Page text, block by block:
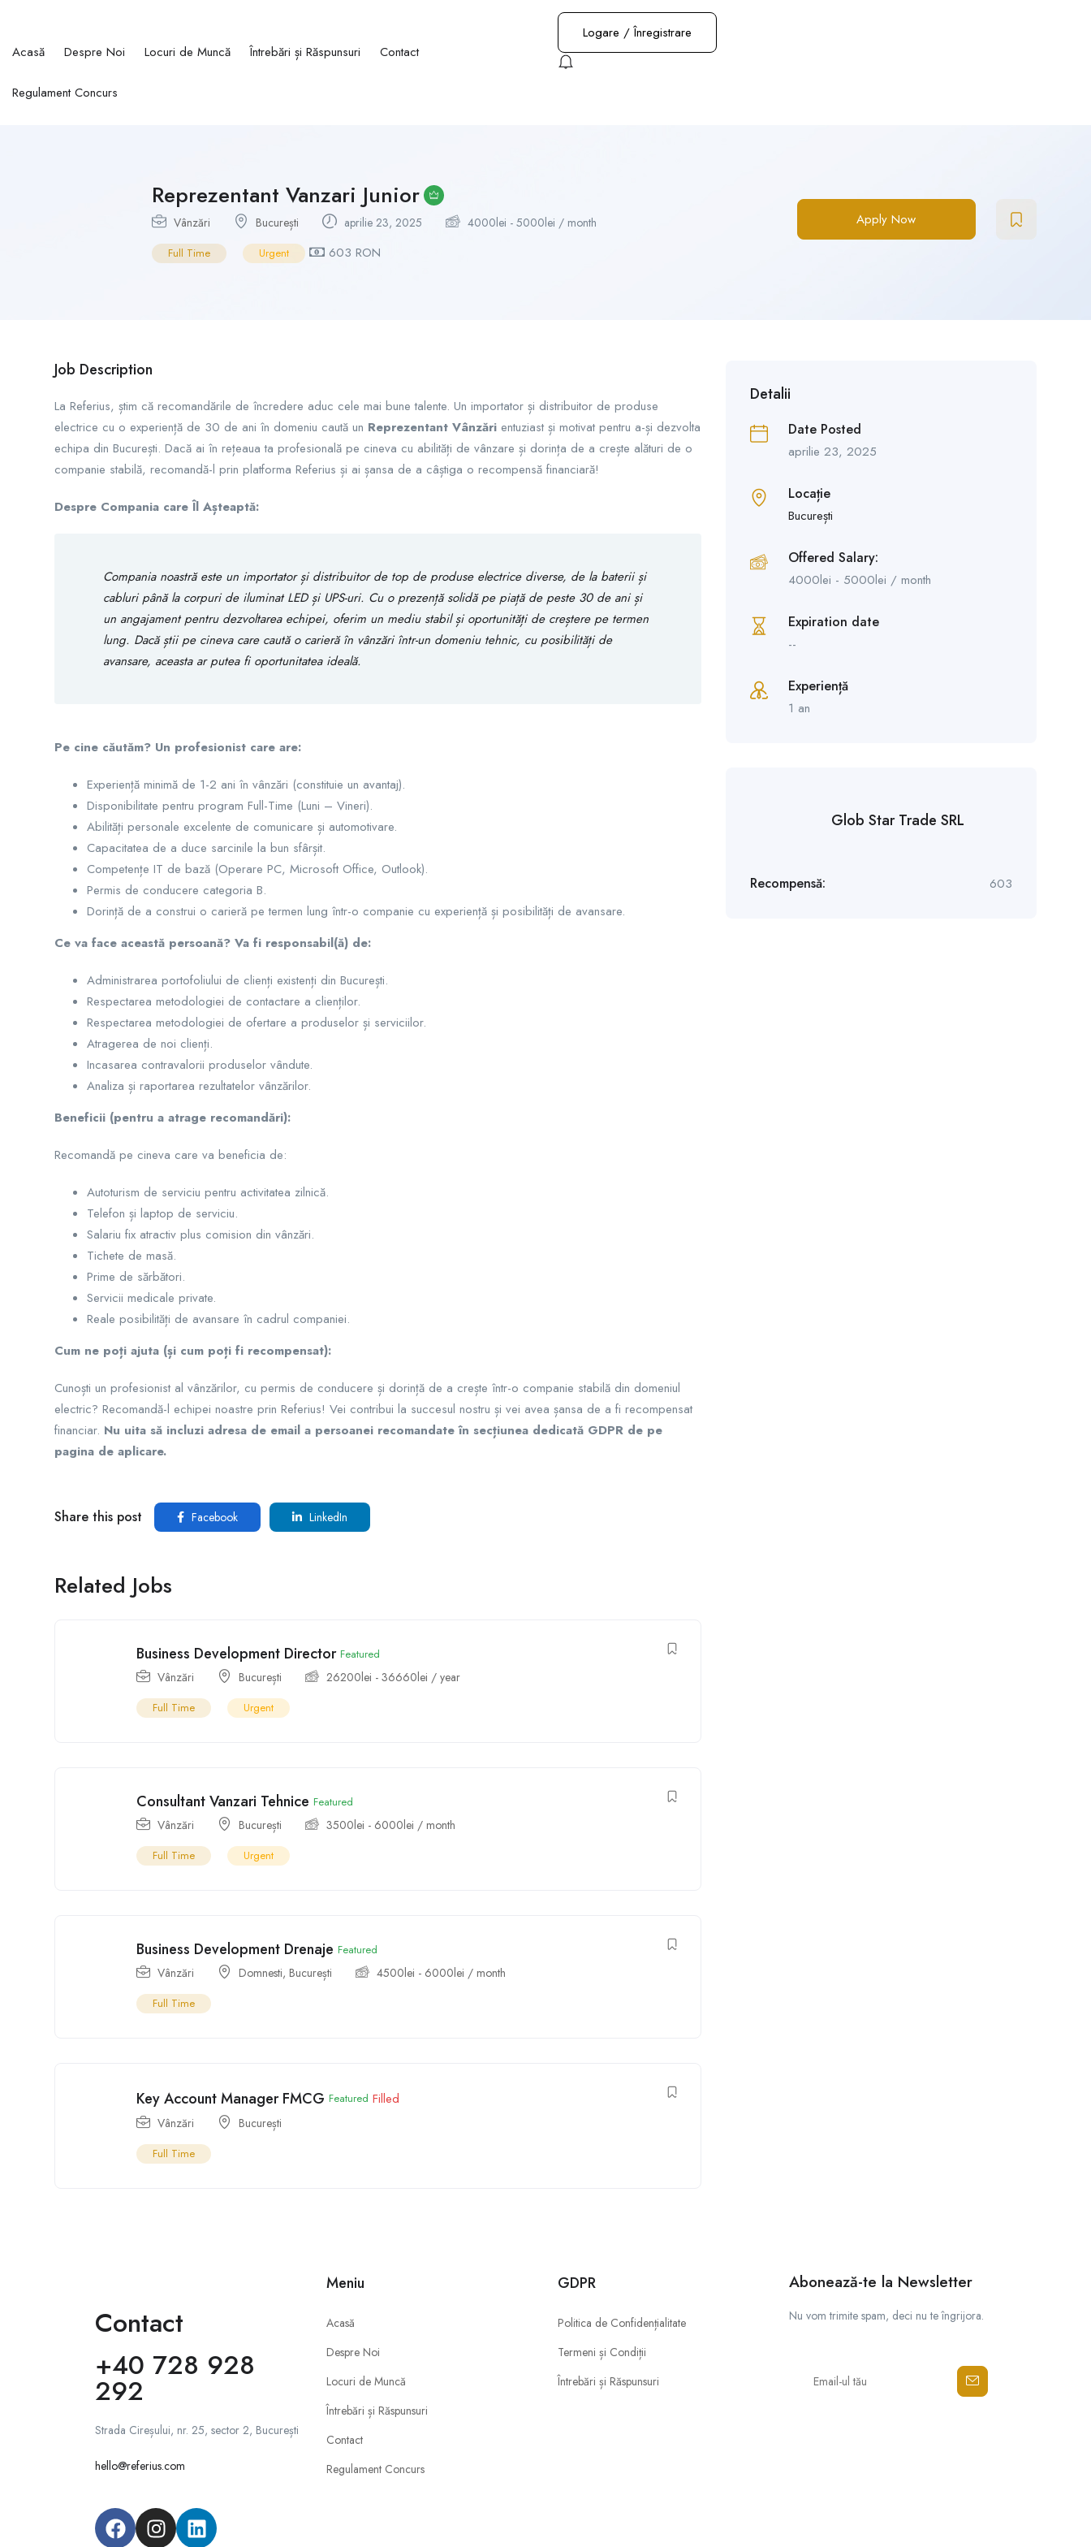
Acasă Despre Noi Locuri de Muncă Întrebări și Răspunsuri Contact
Regulament Concurs
Logare / Înregistrare
Reprezentant Vanzari Junior
Vânzări București aprilie 23, 2025 4000lei - 5000lei / month
Full Time Urgent 603 RON
Apply Now
Job Description
La Referius, știm că recomandările de încredere aduc cele mai bune talente. Un importator și distribuitor de produse
electrice cu o experiență de 30 de ani în domeniu caută un Reprezentant Vânzări entuziast și motivat pentru a-și dezvolta
echipa din București. Dacă ai în rețeaua ta profesională pe cineva cu abilități de vânzare și dorința de a crește alături de o
companie stabilă, recomandă-l prin platforma Referius și ai șansa de a câștiga o recompensă financiară!
Despre Compania care Îl Așteaptă:
Compania noastră este un importator și distribuitor de top de produse electrice diverse, de la baterii și
cabluri până la corpuri de iluminat LED și UPS-uri. Cu o prezență solidă pe piață de peste 30 de ani și
un angajament pentru dezvoltarea echipei, oferim un mediu stabil și oportunități de creștere pe termen
lung. Dacă știi pe cineva care caută o carieră în vânzări într-un domeniu tehnic, cu posibilități de
avansare, aceasta ar putea fi oportunitatea ideală.
Pe cine căutăm? Un profesionist care are:
Experiență minimă de 1-2 ani în vânzări (constituie un avantaj).
Disponibilitate pentru program Full-Time (Luni – Vineri).
Abilități personale excelente de comunicare și automotivare.
Capacitatea de a duce sarcinile la bun sfârșit.
Competențe IT de bază (Operare PC, Microsoft Office, Outlook).
Permis de conducere categoria B.
Dorință de a construi o carieră pe termen lung într-o companie cu experiență și posibilități de avansare.
Ce va face această persoană? Va fi responsabil(ă) de:
Administrarea portofoliului de clienți existenți din București.
Respectarea metodologiei de contactare a clienților.
Respectarea metodologiei de ofertare a produselor și serviciilor.
Atragerea de noi clienți.
Incasarea contravalorii produselor vândute.
Analiza și raportarea rezultatelor vânzărilor.
Beneficii (pentru a atrage recomandări):
Recomandă pe cineva care va beneficia de:
Autoturism de serviciu pentru activitatea zilnică.
Telefon și laptop de serviciu.
Salariu fix atractiv plus comision din vânzări.
Tichete de masă.
Prime de sărbători.
Servicii medicale private.
Reale posibilități de avansare în cadrul companiei.
Cum ne poți ajuta (și cum poți fi recompensat):
Cunoști un profesionist al vânzărilor, cu permis de conducere și dorință de a crește într-o companie stabilă din domeniul
electric? Recomandă-l echipei noastre prin Referius! Vei contribui la succesul nostru și vei avea șansa de a fi recompensat
financiar. Nu uita să incluzi adresa de email a persoanei recomandate în secțiunea dedicată GDPR de pe
pagina de aplicare.
Share this post Facebook LinkedIn
Related Jobs
Business Development Director Featured
Vânzări București 26200lei - 36660lei / year
Full Time Urgent
Consultant Vanzari Tehnice Featured
Vânzări București 3500lei - 6000lei / month
Full Time Urgent
Business Development Drenaje Featured
Vânzări Domnesti, București 4500lei - 6000lei / month
Full Time
Key Account Manager FMCG Featured Filled
Vânzări București
Full Time
Detalii
Date Posted
aprilie 23, 2025
Locație
București
Offered Salary:
4000lei - 5000lei / month
Expiration date
--
Experiență
1 an
Glob Star Trade SRL
Recompensă: 603
Contact
+40 728 928
292
Strada Cireșului, nr. 25, sector 2, București
hello@referius.com
Meniu
Acasă
Despre Noi
Locuri de Muncă
Întrebări și Răspunsuri
Contact
Regulament Concurs
GDPR
Politica de Confidențialitate
Termeni și Condiții
Întrebări și Răspunsuri
Abonează-te la Newsletter
Nu vom trimite spam, deci nu te îngrijora.